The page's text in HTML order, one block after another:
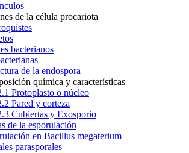
de la célula procariota
bacterianos
de la endospora
química y características
Protoplasto o núcleo
Pared y corteza
Cubiertas y Exosporio
de la esporulación
en Bacillus megaterium
parasporales